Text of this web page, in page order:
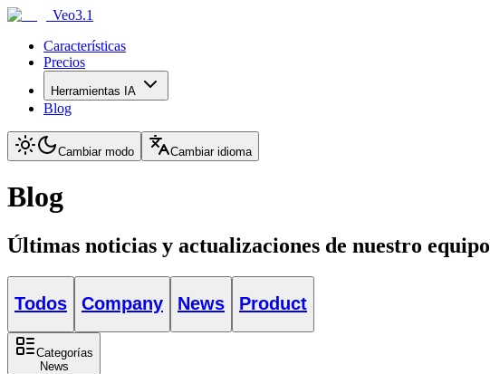
Veo3.1
Características
Precios
Herramientas IA
Blog
Cambiar modo Cambiar idioma
Blog
Últimas noticias y actualizaciones de nuestro equipo
Todos Company News Product
Categorías
News